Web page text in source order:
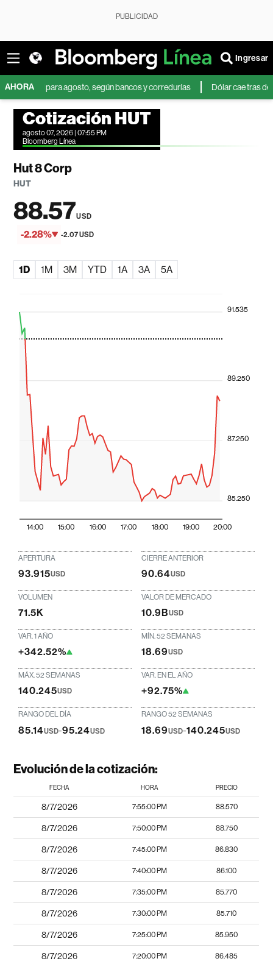
PUBLICIDAD
Ingresar
AHORA
para agosto, según bancos y corredurías Dólar cae tras débil dato
Cotización HUT
agosto 07, 2026 | 07:55 PM
Bloomberg Línea
Hut 8 Corp
HUT
88.57USD
-2.28% -2.07 USD
1D 1M 3M YTD 1A 3A 5A
14:00 15:00 16:00 17:00 18:00 19:00 20:00
85.250
87.250
89.250
91.535
APERTURA
93.915USD
CIERRE ANTERIOR
90.64USD
VOLUMEN
71.5K
VALOR DE MERCADO
10.9BUSD
VAR. 1 AÑO
+342.52%
MÍN. 52 SEMANAS
18.69USD
MÁX. 52 SEMANAS
140.245USD
VAR. EN EL AÑO
+92.75%
RANGO DEL DÍA
85.14USD-95.24USD
RANGO 52 SEMANAS
18.69USD-140.245USD
Evolución de la cotización:
FECHA HORA PRECIO
8/7/2026 7:55:00 PM 88.570
8/7/2026 7:50:00 PM 88.750
8/7/2026 7:45:00 PM 86.830
8/7/2026 7:40:00 PM 86.100
8/7/2026 7:35:00 PM 85.770
8/7/2026 7:30:00 PM 85.710
8/7/2026 7:25:00 PM 85.950
8/7/2026 7:20:00 PM 86.485